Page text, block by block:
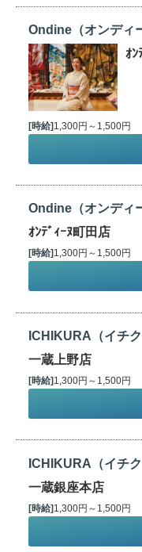
Ondine（オンディ
ｵﾝ
[時給]1,300円～1,500円
Ondine（オンディ
ｵﾝﾃﾞｨｰﾇ町田店
[時給] 1,300円～1,500円
ICHIKURA（イチク
一蔵上野店
[時給] 1,300円～1,500円
ICHIKURA（イチク
一蔵銀座本店
[時給]1,300円～1,500円